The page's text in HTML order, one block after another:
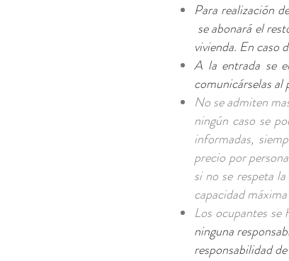
Para realización
se abonará el
vivienda. En caso
A la entrada se
comunicárselas al
No se admiten
ningún caso se
informadas,
precio por
si no se respeta
capacidad
Los ocupantes se
ninguna
responsabilidad